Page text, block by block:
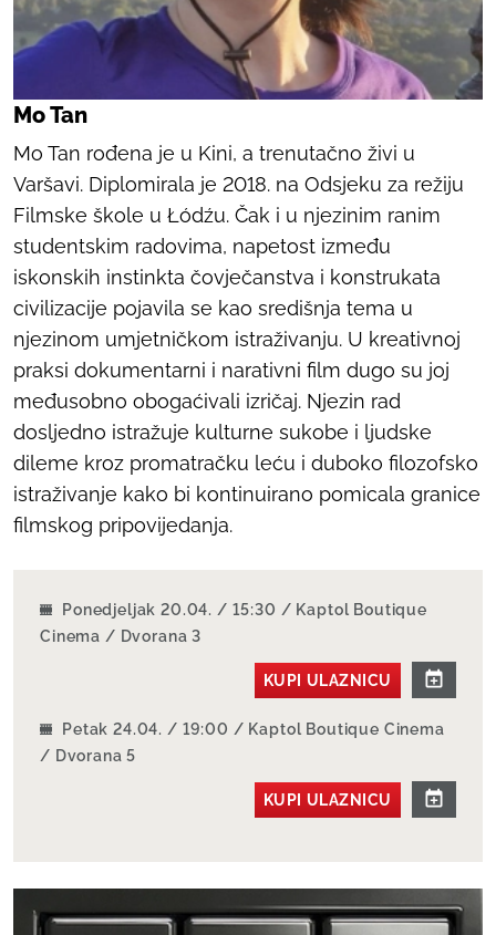
Mo Tan
Mo Tan rođena je u Kini, a trenutačno živi u
Varšavi. Diplomirala je 2018. na Odsjeku za režiju
Filmske škole u Łódźu. Čak i u njezinim ranim
studentskim radovima, napetost između
iskonskih instinkta čovječanstva i konstrukata
civilizacije pojavila se kao središnja tema u
njezinom umjetničkom istraživanju. U kreativnoj
praksi dokumentarni i narativni film dugo su joj
međusobno obogaćivali izričaj. Njezin rad
dosljedno istražuje kulturne sukobe i ljudske
dileme kroz promatračku leću i duboko filozofsko
istraživanje kako bi kontinuirano pomicala granice
filmskog pripovijedanja.
Ponedjeljak 20.04. / 15:30 / Kaptol Boutique
Cinema / Dvorana 3
KUPI ULAZNICU
Petak 24.04. / 19:00 / Kaptol Boutique Cinema
/ Dvorana 5
KUPI ULAZNICU